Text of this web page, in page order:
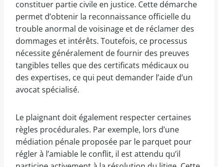
constituer partie civile en justice. Cette démarche
permet d’obtenir la reconnaissance officielle du
trouble anormal de voisinage et de réclamer des
dommages et intérêts. Toutefois, ce processus
nécessite généralement de fournir des preuves
tangibles telles que des certificats médicaux ou
des expertises, ce qui peut demander l’aide d’un
avocat spécialisé.
Le plaignant doit également respecter certaines
règles procédurales. Par exemple, lors d’une
médiation pénale proposée par le parquet pour
régler à l’amiable le conflit, il est attendu qu’il